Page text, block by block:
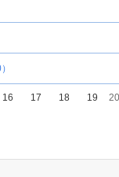
16 17 18 19 20